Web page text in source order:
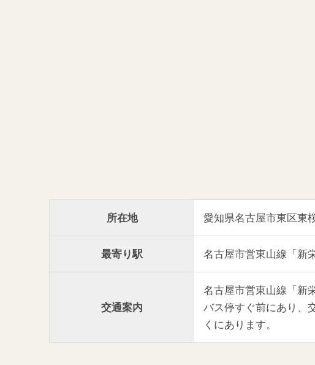
所在地 愛知県名古屋市東区東
最寄り駅 名古屋市営東山線「新
交通案内
名古屋市営東山線「新
バス停すぐ前にあり、
くにあります。